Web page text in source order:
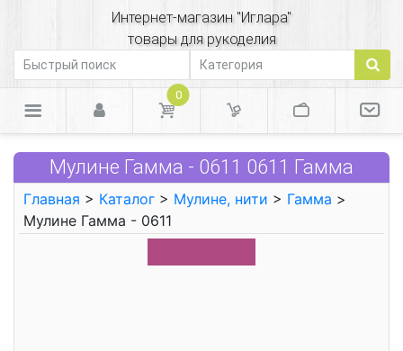
Интернет-магазин "Иглара"
товары для рукоделия
0
Мулине Гамма - 0611 0611 Гамма
Главная > Каталог > Мулине, нити > Гамма >
Мулине Гамма - 0611